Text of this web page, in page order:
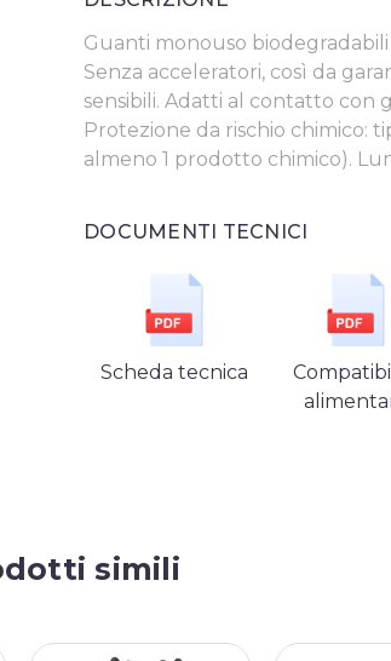
Guanti monouso biodegradabili
Senza acceleratori, così da
sensibili. Adatti al contatto con
Protezione da rischio chimico:
almeno 1 prodotto chimico).
DOCUMENTI TECNICI
Scheda tecnica
simili